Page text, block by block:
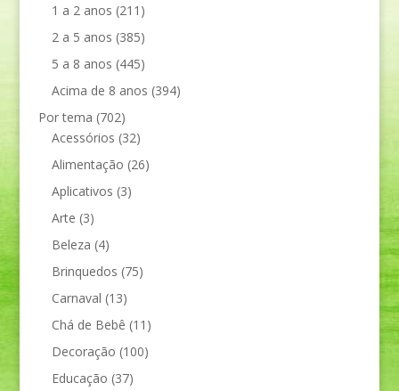
1 a 2 anos (211)
2 a 5 anos (385)
5 a 8 anos (445)
Acima de 8 anos (394)
Por tema (702)
Acessórios (32)
Alimentação (26)
Aplicativos (3)
Arte (3)
Beleza (4)
Brinquedos (75)
Carnaval (13)
Chá de Bebê (11)
Decoração (100)
Educação (37)